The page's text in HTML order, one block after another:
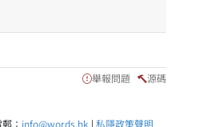
舉報問題 源碼
： info@words.hk | 私隱政策聲明